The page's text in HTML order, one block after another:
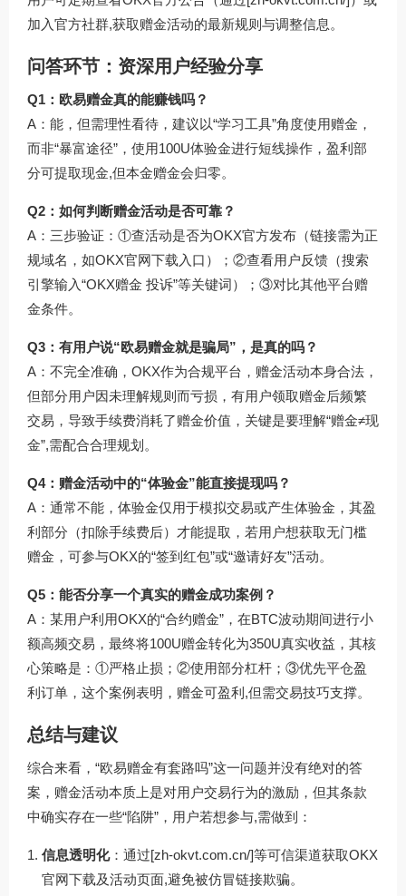
加入官方社群,获取赠金活动的最新规则与调整信息。
问答环节：资深用户经验分享
Q1：欧易赠金真的能赚钱吗？
A：能，但需理性看待，建议以“学习工具”角度使用赠金，
而非“暴富途径”，使用100U体验金进行短线操作，盈利部
分可提取现金,但本金赠金会归零。
Q2：如何判断赠金活动是否可靠？
A：三步验证：①查活动是否为OKX官方发布（链接需为正
规域名，如OKX官网下载入口）；②查看用户反馈（搜索
引擎输入“OKX赠金 投诉”等关键词）；③对比其他平台赠
金条件。
Q3：有用户说“欧易赠金就是骗局”，是真的吗？
A：不完全准确，OKX作为合规平台，赠金活动本身合法，
但部分用户因未理解规则而亏损，有用户领取赠金后频繁
交易，导致手续费消耗了赠金价值，关键是要理解“赠金≠现
金”,需配合合理规划。
Q4：赠金活动中的“体验金”能直接提现吗？
A：通常不能，体验金仅用于模拟交易或产生体验金，其盈
利部分（扣除手续费后）才能提取，若用户想获取无门槛
赠金，可参与OKX的“签到红包”或“邀请好友”活动。
Q5：能否分享一个真实的赠金成功案例？
A：某用户利用OKX的“合约赠金”，在BTC波动期间进行小
额高频交易，最终将100U赠金转化为350U真实收益，其核
心策略是：①严格止损；②使用部分杠杆；③优先平仓盈
利订单，这个案例表明，赠金可盈利,但需交易技巧支撑。
总结与建议
综合来看，“欧易赠金有套路吗”这一问题并没有绝对的答
案，赠金活动本质上是对用户交易行为的激励，但其条款
中确实存在一些“陷阱”，用户若想参与,需做到：
信息透明化：通过[zh-okvt.com.cn/]等可信渠道获取OKX
官网下载及活动页面,避免被仿冒链接欺骗。